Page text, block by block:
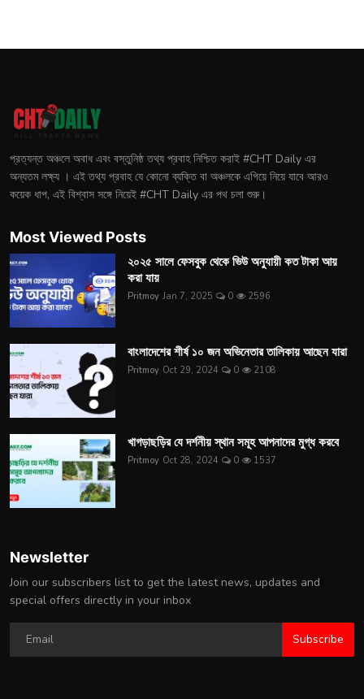
প্রত্যন্ত অঞ্চলে অবাধ এবং বস্তুনিষ্ঠ তথ্য প্রবাহ নিশ্চিত করাই #CHT Daily এর
অন্যতম লক্ষ্য । এই তথ্য প্রবাহ যে কোনো ব্যক্তি বা অঞ্চলকে এগিয়ে নিয়ে যাবে আরও
কয়েক ধাপ, এই বিশ্বাস সঙ্গে নিয়েই #CHT Daily এর পথ চলা শুরু।
Most Viewed Posts
২০২৫ সালে ফেসবুক থেকে ভিউ অনুযায়ী কত টাকা আয়
করা যায়
Pritmoy Jan 7, 2025 0 2596
বাংলাদেশের শীর্ষ ১০ জন অভিনেতার তালিকায় আছেন যারা
Pritmoy Oct 29, 2024 0 2108
খাগড়াছড়ির যে দর্শনীয় স্থান সমূহ আপনাদের মুগ্ধ করবে
Pritmoy Oct 28, 2024 0 1537
Newsletter
Join our subscribers list to get the latest news, updates and
special offers directly in your inbox
Subscribe